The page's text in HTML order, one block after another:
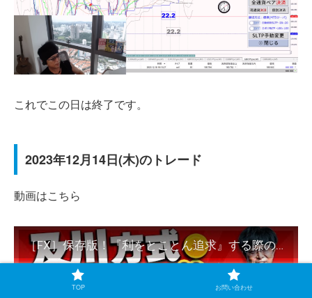
これでこの日は終了です。
2023年12月14日(木)のトレード
動画はこちら
［FX］保存版！『利をとことん追求』する際の及川方式 “実演”レクチャー 2023年12月14日※欧州時間トレード
TOP お問い合わせ